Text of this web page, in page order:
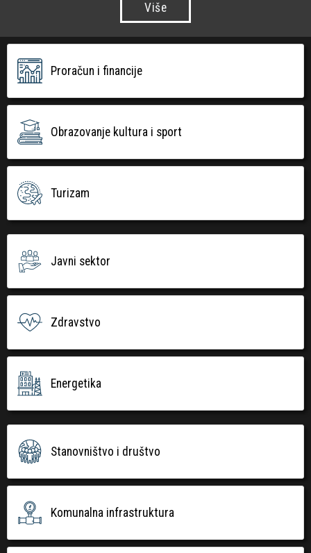
Više
Proračun i financije
Obrazovanje kultura i sport
Turizam
Javni sektor
Zdravstvo
Energetika
Stanovništvo i društvo
Komunalna infrastruktura